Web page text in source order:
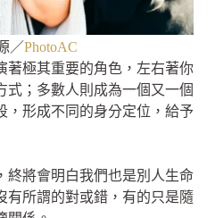
／PhotoAC
著極其重要的角色，左右著你
式；多數人則成為一個又一個
，形成不同的身分定位，給予
終將會明白我們也是別人生命
有所謂的對或錯，有的只是隨